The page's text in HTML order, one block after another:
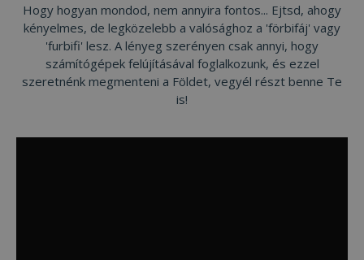
Hogy hogyan mondod, nem annyira fontos... Ejtsd, ahogy
kényelmes, de legközelebb a valósághoz a 'förbifáj' vagy
'furbifi' lesz. A lényeg szerényen csak annyi, hogy
számítógépek felújításával foglalkozunk, és ezzel
szeretnénk megmenteni a Földet, vegyél részt benne Te
is!